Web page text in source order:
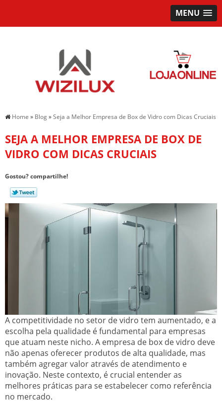
MENU
Home » Blog»Seja a Melhor Empresa de Box de Vidro com Dicas Cruciais
SEJA A MELHOR EMPRESA DE BOX DE
VIDRO COM DICAS CRUCIAIS
Gostou? compartilhe!
A competitividade no setor de vidro tem aumentado, e a
escolha pela qualidade é fundamental para empresas
que atuam neste nicho. A empresa de box de vidro deve
não apenas oferecer produtos de alta qualidade, mas
também agregar valor através de atendimento e
inovação. Neste contexto, é crucial entender as
melhores práticas para se estabelecer como referência
no mercado.